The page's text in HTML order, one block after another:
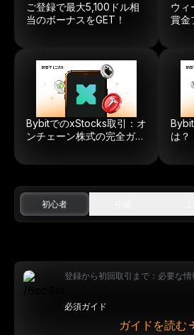
ご登録で最大5,100ドル相
当のボーナスをGET！
ウィ
賞金
BybitでのxStocks取引：オ
ンチェーン株式の完全ガイ
は？
初心者
登録から初回取引まで：必要な
必須ガイド
ガイドを読む